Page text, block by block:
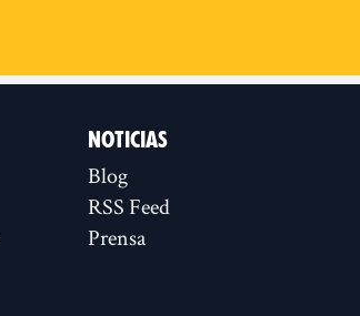
NOTICIAS
Blog
RSS Feed
Prensa